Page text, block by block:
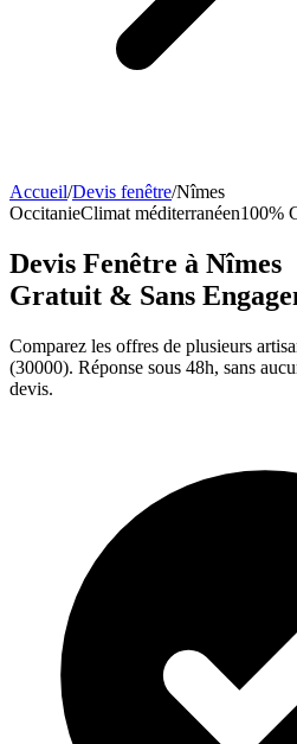
Accueil/Devis fenêtre/Nîmes
OccitanieClimat méditerranéen100%
Devis Fenêtre à Nîmes
Gratuit & Sans
Comparez les offres de plusieurs
(30000). Réponse sous 48h, sans
devis.